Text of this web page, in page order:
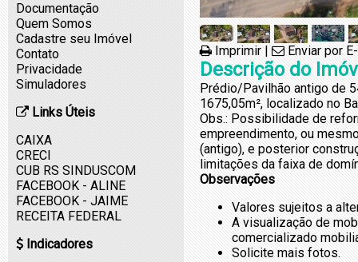
Documentação
Quem Somos
Cadastre seu Imóvel
Contato
Privacidade
Simuladores
Links Úteis
CAIXA
CRECI
CUB RS SINDUSCOM
FACEBOOK - ALINE
FACEBOOK - JAIME
RECEITA FEDERAL
Indicadores
Imprimir Enviar por
Descrição do
Prédio/Pavilhão antigo de
1675,05m², localizado no
Obs.: Possibilidade de
empreendimento, ou
(antigo), e posterior
limitações da faixa de
Observações
Valores sujeitos a
A visualização de
comercializado
Solicite mais fotos.